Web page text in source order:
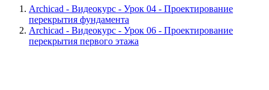
Archicad - Видеокурс - Урок 04 - Проектирование
перекрытия фундамента
Archicad - Видеокурс - Урок 06 - Проектирование
перекрытия первого этажа